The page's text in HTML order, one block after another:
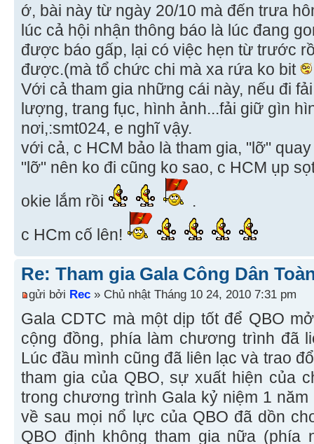
ớ, bài này từ ngày 20/10 mà đến trưa
lúc cả hội nhận thông báo là lúc đang
được báo gấp, lại có việc hẹn từ trước
được.(mà tổ chức chi mà xa rứa ko bit
Với cả tham gia những cái này, nếu đi
lượng, trang fục, hình ảnh...fải giữ gìn
nơi,:smt024, e nghĩ vậy.
với cả, c HCM bảo là tham gia, "lỡ"
"lỡ" nên ko đi cũng ko sao, c HCM ụp
okie lắm rồi
.
c HCm cố lên!
Re: Tham gia Gala Công Dân
gửi bởi Rec » Chủ nhật Tháng 10 24, 2010 7:31 pm
Gala CDTC mà một dịp tốt để QBO
cộng đồng, phía làm chương trình đã
Lúc đầu mình cũng đã liên lạc và trao
tham gia của QBO, sự xuất hiện của
trong chương trình Gala kỷ niệm 1
về sau mọi nổ lực của QBO đã dồn
QBO định không tham gia nữa (phía